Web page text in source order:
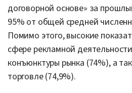
договорной основе» за
95% от общей средней
Помимо этого, высокие
сфере рекламной
конъюнктуры рынка (74%), а
торговле (74,9%).